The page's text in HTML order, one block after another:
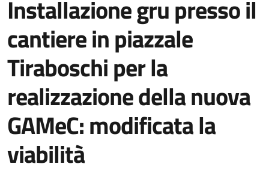
Installazione gru presso il
cantiere in piazzale
Tiraboschi per la
realizzazione della nuova
GAMeC: modificata la
viabilità